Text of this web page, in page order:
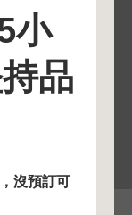
小
品
沒預訂可